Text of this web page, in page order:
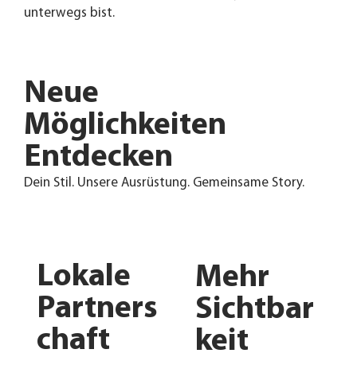
Neue
Möglichkeiten
Entdecken
Dein Stil. Unsere Ausrüstung. Gemeinsame Story.
Lokale
Partners
chaft
Mehr
Sichtbar
keit
unterwegs bist.